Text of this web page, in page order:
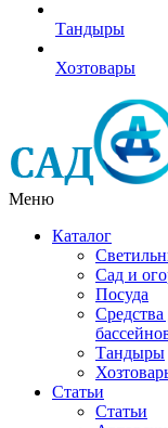
Тандыры
Хозтовары
Меню
Каталог
Сад и
Посуда
Тандыры
Статьи
Статьи